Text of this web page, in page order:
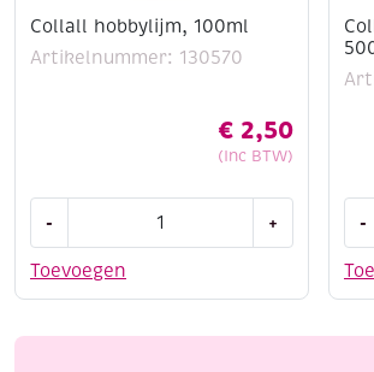
Collall hobbylijm, 100ml
Artikelnummer: 130570
€ 2,50
(Inc BTW)
Toevoegen
-
100ml
+ -